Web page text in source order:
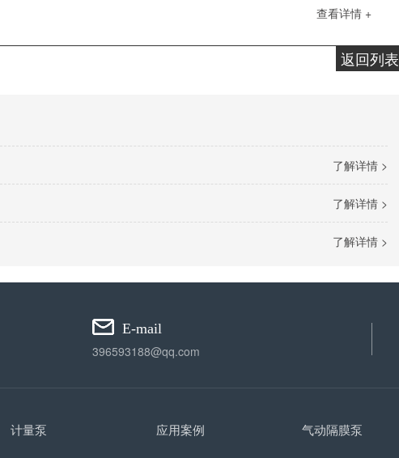
查看详情 +
返回列表
了解详情 >
了解详情 >
了解详情 >
E-mail
396593188@qq.com
计量泵 应用案例 气动隔膜泵